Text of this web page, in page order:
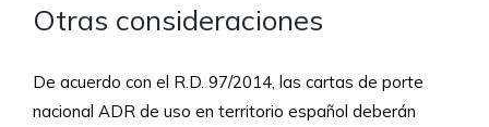
Otras consideraciones
De acuerdo con el R.D. 97/2014, las cartas de porte
nacional ADR de uso en territorio español deberán